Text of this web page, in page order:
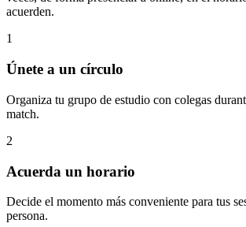
acuerden.
1
Únete a un círculo
Organiza tu grupo de estudio con colegas
match.
2
Acuerda un horario
Decide el momento más conveniente para tus
persona.